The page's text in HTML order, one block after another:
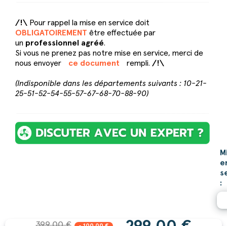
/!\ Pour rappel la mise en service doit
OBLIGATOIREMENT être effectuée par
un professionnel agréé.
Si vous ne prenez pas notre mise en service, merci de
nous envoyer
ce document rempli. /!\
(Indisponible dans les départements suivants : 10-21-
25-51-52-54-55-57-67-68-70-88-90)
: